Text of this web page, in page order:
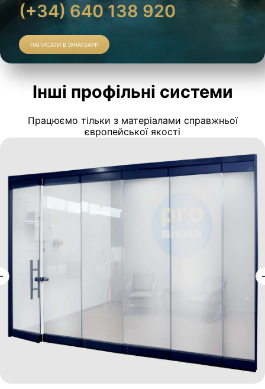
(+34) 640 138 920
НАПИСАТИ В WHATSAPP
Інші профільні системи
Працюємо тільки з матеріалами справжньої
європейської якості